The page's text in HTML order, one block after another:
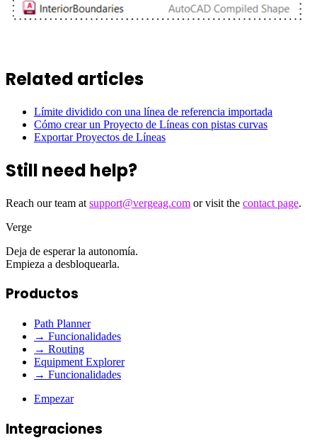
Related articles
Límite dividido con una línea de referencia importada
Cómo crear un Proyecto de Líneas con pistas curvas
Exportar Proyectos de Líneas
Still need help?
Reach our team at support@vergeag.com or visit the contact page.
Verge
Deja de esperar la autonomía.
Empieza a desbloquearla.
Productos
Path Planner
→ Funcionalidades
→ Routing
Equipment Explorer
→ Funcionalidades
Empezar
Integraciones